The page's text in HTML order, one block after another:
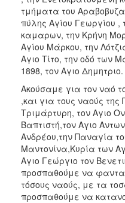
τμήματα του
πύλης Αγίου Γεωργίου ,
καμαρων, την Κρήνη
Αγίου Μάρκου, την
Αγιο Τίτο, την οδό των
1898, τον Αγιο Δημητριο.
Ακούσαμε για τον ναό
,και για τους ναούς
Τριμάρτυρη, τον Αγιο
Βαπτιστή,τον Αγιο
Ανδρέου,την Παναγία
Μαντονίνα,Κυρία των
Αγιο Γεώργιο τον
προσπαθούμε να
τόσους ναούς, με τα
προσπαθούμε να